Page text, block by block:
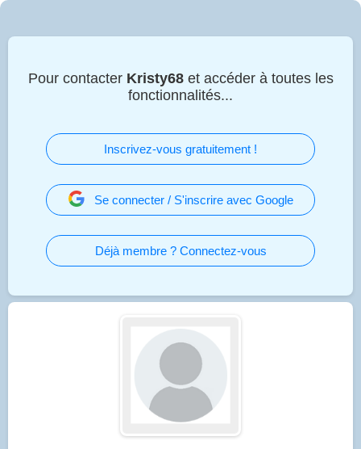
Pour contacter Kristy68et accéder à toutes les
fonctionnalités...
Inscrivez-vous gratuitement !
Se connecter / S'inscrire avec Google
Déjà membre ? Connectez-vous